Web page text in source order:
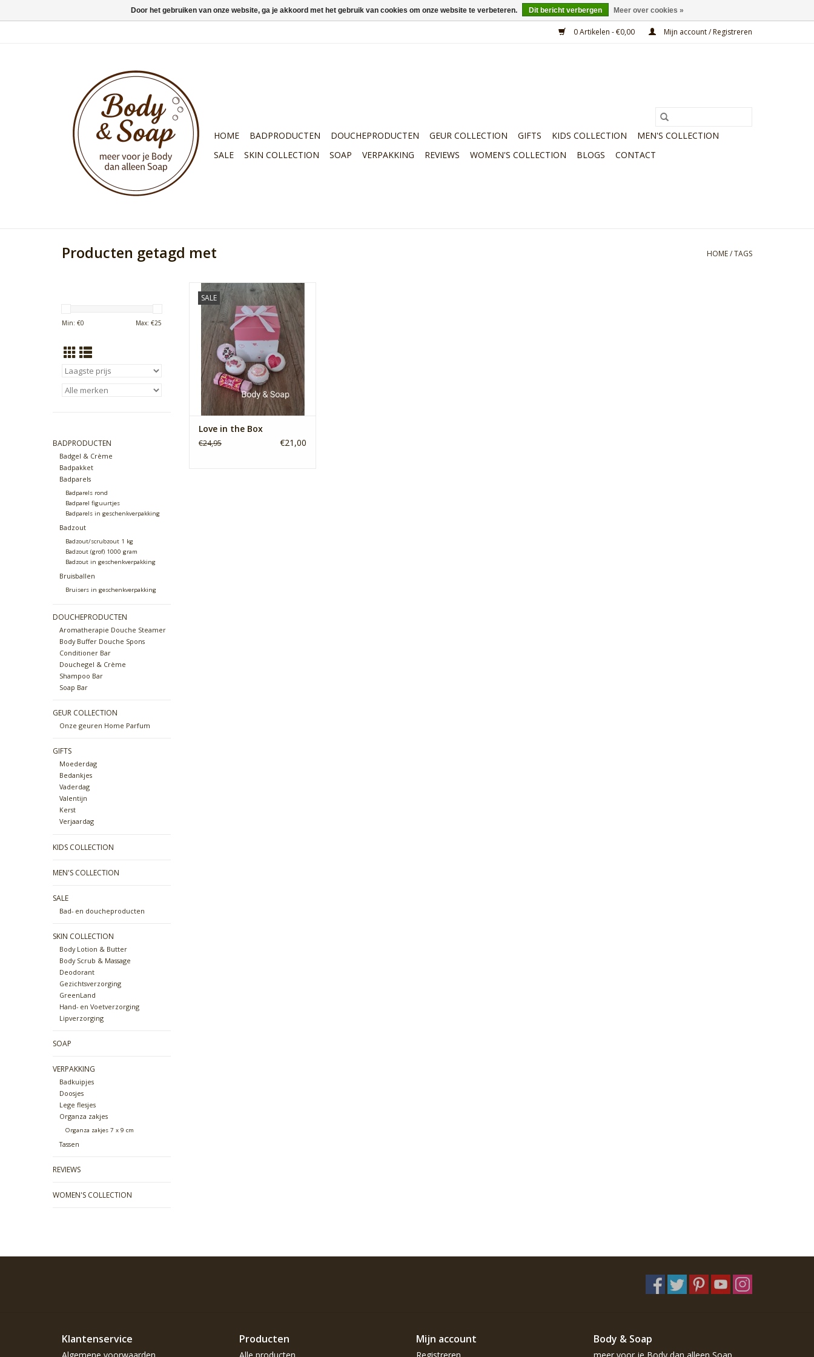
0 Artikelen - €0,00 Mijn account / Registreren
HOME BADPRODUCTEN DOUCHEPRODUCTEN GEUR COLLECTION GIFTS KIDS COLLECTION
MEN'S COLLECTION
SALE
SKIN COLLECTION SOAP VERPAKKING REVIEWS WOMEN'S COLLECTION BLOGS CONTACT
Producten getagd met HOME/TAGS
Min: €0 Max: €25
BADPRODUCTEN
Badgel & Crème
Badpakket
Badparels
Badparels rond
Badparel figuurtjes
Badparels in geschenkverpakking
Badzout
Badzout/scrubzout 1 kg
Badzout (grof) 1000 gram
Badzout in geschenkverpakking
Bruisballen
Bruisers in geschenkverpakking
DOUCHEPRODUCTEN
Aromatherapie Douche Steamer
Body Buffer Douche Spons
Conditioner Bar
Douchegel & Crème
Shampoo Bar
Soap Bar
GEUR COLLECTION
Onze geuren Home Parfum
GIFTS
Moederdag
Bedankjes
Vaderdag
Valentijn
Kerst
Verjaardag
KIDS COLLECTION
MEN'S COLLECTION
SALE
Bad- en doucheproducten
SKIN COLLECTION
Body Lotion & Butter
Body Scrub & Massage
Deodorant
Gezichtsverzorging
GreenLand
Hand- en Voetverzorging
Lipverzorging
SOAP
VERPAKKING
Badkuipjes
Doosjes
Lege flesjes
Organza zakjes
Organza zakjes 7 x 9 cm
Tassen
REVIEWS
WOMEN'S COLLECTION
SALE
Luxe badbruisers in liefdevolle
doos.
TOEVOEGEN AAN WINKELWAGEN
Love in the Box
€24,95 €21,00
Klantenservice Producten Mijn account Body & Soap
Door het gebruiken van onze website, ga je akkoord met het gebruik van cookies om onze website te verbeteren. Dit bericht verbergen Meer over cookies »